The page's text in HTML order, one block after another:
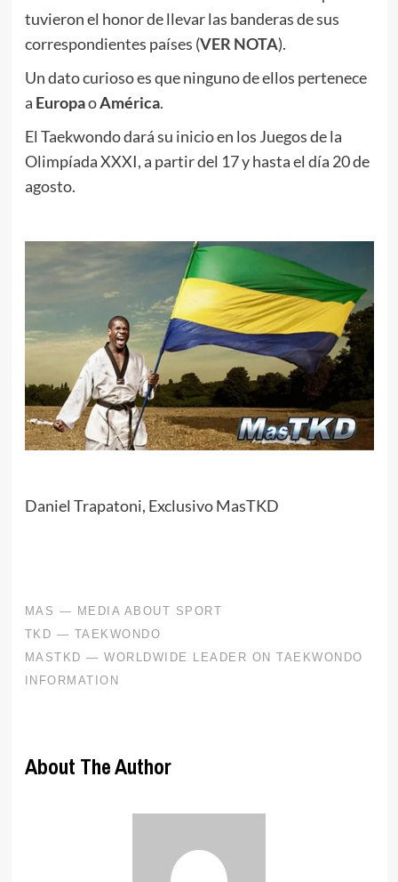
tuvieron el honor de llevar las banderas de sus
correspondientes países (VER NOTA).
Un dato curioso es que ninguno de ellos pertenece
a EuropaoAmérica.
El Taekwondo dará su inicio en los Juegos de la
Olimpíada XXXI, a partir del 17 y hasta el día 20 de
agosto.
Daniel Trapatoni, Exclusivo MasTKD
About The Author